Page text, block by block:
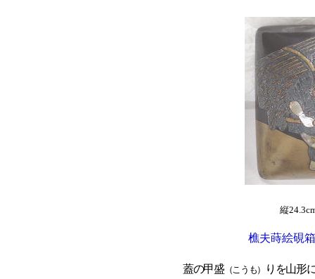
縦
樵夫蒔絵硯箱
蓋の甲盛（こうも）
りを山形